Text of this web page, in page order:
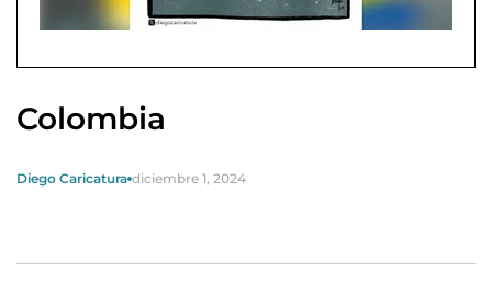
Colombia
Diego Caricatura diciembre 1, 2024